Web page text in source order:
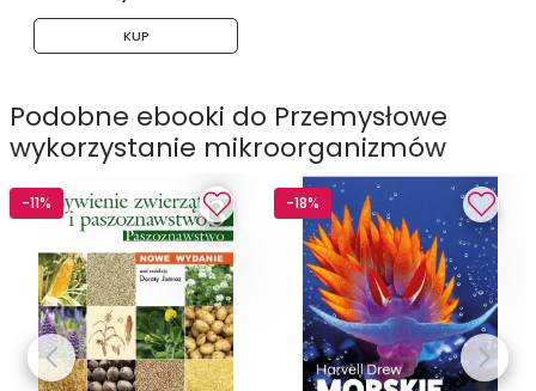
KUP
Podobne ebooki do Przemysłowe
wykorzystanie mikroorganizmów
-11% -18%